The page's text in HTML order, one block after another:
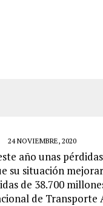
DE LAS UÑAS BONITAS’
24 NOVIEMBRE, 2020
año unas
su situación
de 38.700
de Transporte